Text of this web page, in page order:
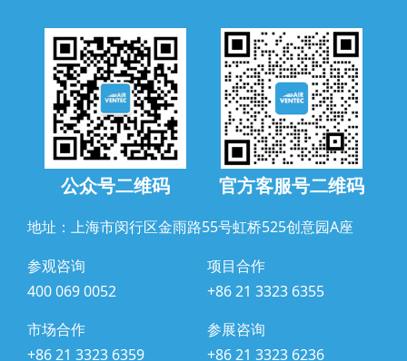
公众号二维码 官方客服号二维码
地址：上海市闵行区金雨路55号虹桥525创意园A座
参观咨询
400 069 0052
项目合作
+86 21 3323 6355
市场合作
+86 21 3323 6359
参展咨询
+86 21 3323 6236